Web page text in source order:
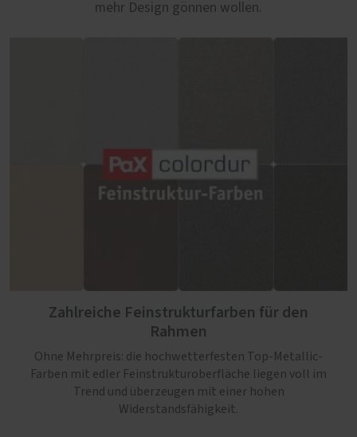
mehr Design gönnen wollen.
Zahlreiche Feinstrukturfarben für den
Rahmen
Ohne Mehrpreis: die hochwetterfesten Top-Metallic-
Farben mit edler Feinstrukturoberfläche liegen voll im
Trend und überzeugen mit einer hohen
Widerstandsfähigkeit.